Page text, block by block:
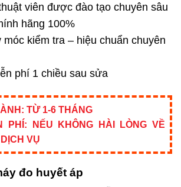
viên được đào tạo chuyên sâu
hãng 100%
móc kiểm tra – hiệu chuẩn chuyên
phí 1 chiều sau sửa
TỪ 1-6 THÁNG
PHÍ: NẾU KHÔNG HÀI LÒNG VỀ
VỤ
đo huyết áp